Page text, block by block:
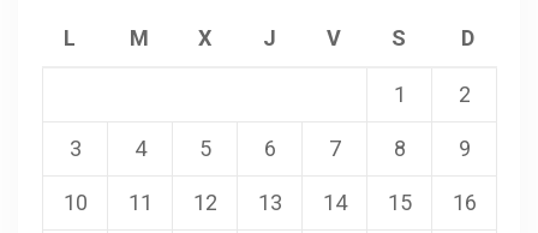
L M X J V S D
1 2
3 4 5 6 7 8 9
10 11 12 13 14 15 16